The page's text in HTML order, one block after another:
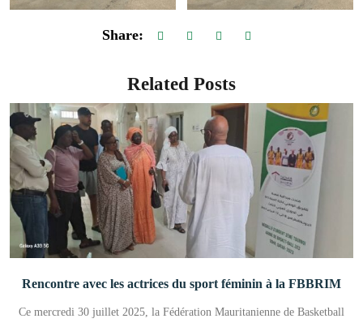
Share:
Related Posts
Rencontre avec les actrices du sport féminin à la FBBRIM
Ce mercredi 30 juillet 2025, la Fédération Mauritanienne de Basketball